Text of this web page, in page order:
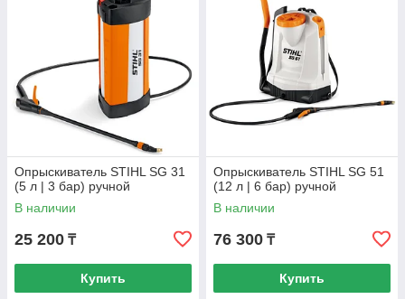
Опрыскиватель STIHL SG 31
(5 л | 3 бар) ручной
В наличии
25 200 ₸
Купить
Опрыскиватель STIHL SG 51
(12 л | 6 бар) ручной
В наличии
76 300 ₸
Купить